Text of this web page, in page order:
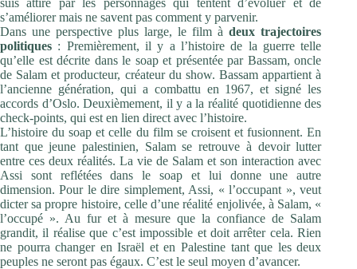
s’améliorer mais ne savent pas comment y parvenir.
Dans une perspective plus large, le film àdeux trajectoires
politiques : Premièrement, il y a l’histoire de la guerre telle
qu’elle est décrite dans le soap et présentée par Bassam, oncle
de Salam et producteur, créateur du show. Bassam appartient à
l’ancienne génération, qui a combattu en 1967, et signé les
accords d’Oslo. Deuxièmement, il y a la réalité quotidienne des
check-points, qui est en lien direct avec l’histoire.
L’histoire du soap et celle du film se croisent et fusionnent. En
tant que jeune palestinien, Salam se retrouve à devoir lutter
entre ces deux réalités. La vie de Salam et son interaction avec
Assi sont reflétées dans le soap et lui donne une autre
dimension. Pour le dire simplement, Assi, « l’occupant », veut
dicter sa propre histoire, celle d’une réalité enjolivée, à Salam, «
l’occupé ». Au fur et à mesure que la confiance de Salam
grandit, il réalise que c’est impossible et doit arrêter cela. Rien
ne pourra changer en Israël et en Palestine tant que les deux
peuples ne seront pas égaux. C’est le seul moyen d’avancer.